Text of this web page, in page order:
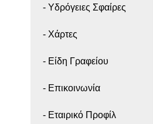
- Yδρόγειες Σφαίρες
- Χάρτες
- Είδη Γραφείου
- Επικοινωνία
- Εταιρικό Προφίλ